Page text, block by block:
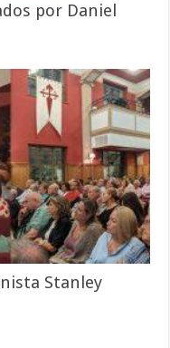
por Daniel
Stanley